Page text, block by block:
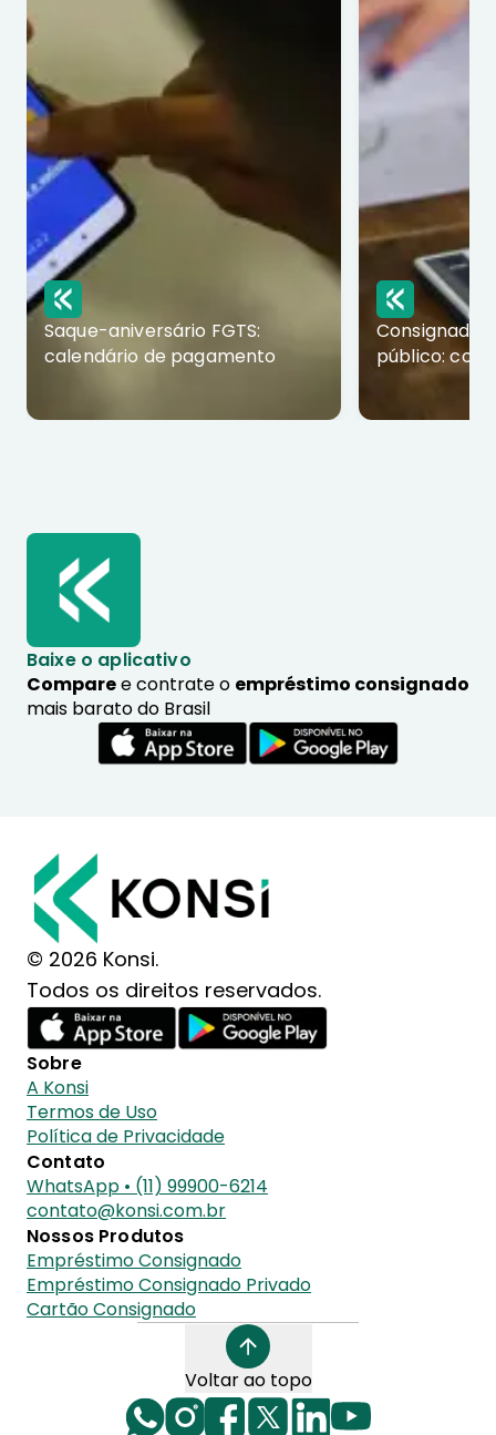
Saque-aniversário FGTS:
calendário de pagamento
Consignado
público:
Baixe o aplicativo
Comparee contrate o empréstimo consignado
mais barato do Brasil
© 2026 Konsi.
Todos os direitos reservados.
Sobre
A Konsi
Termos de Uso
Política de Privacidade
Contato
WhatsApp • (11) 99900-6214
contato@konsi.com.br
Nossos Produtos
Empréstimo Consignado
Empréstimo Consignado Privado
Cartão Consignado
Voltar ao topo